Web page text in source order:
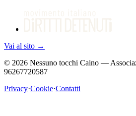
Vai al sito →
© 2026 Nessuno tocchi Caino —
96267720587
Privacy·Cookie·Contatti